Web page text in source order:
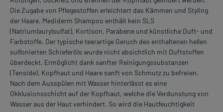
Die Zugabe von Pflegestoffen erleichtert das Kämmen und Styling
der Haare. Mediderm Shampoo enthält kein SLS
(Natriumlaurylsulfat), Kortison, Parabene und künstliche Duft- und
Farbstoffe. Der typische teerartige Geruch des enthaltenen hellen
sulfonierten Schieferöls wurde nicht absichtlich mit Duftstoffen
überdeckt. Ermöglicht dank sanfter Reinigungssubstanzen
(Tenside), Kopfhaut und Haare sanft von Schmutz zu befreien.
Nach dem Ausspülen mit Wasser hinterlässt es eine
Okklusionsschicht auf der Kopfhaut, welche die Verdunstung von
Wasser aus der Haut verhindert. So wird die Hautfeuchtigkeit